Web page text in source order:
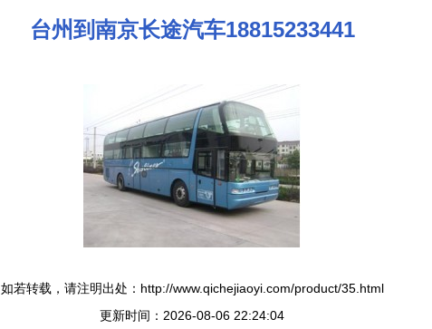
台州到南京长途汽车18815233441
如若转载，请注明出处：http://www.qichejiaoyi.com/product/35.html
更新时间：2026-08-06 22:24:04